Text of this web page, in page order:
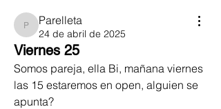
Parelleta
Parelleta
24 de abril de 2025
Viernes 25
Somos pareja, ella Bi, mañana viernes
las 15 estaremos en open, alguien se
apunta?